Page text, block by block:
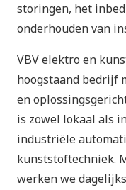
storingen, het
onderhouden van
VBV elektro en
hoogstaand bedrijf
en
is zowel lokaal als
industriële
kunststoftechniek.
werken we